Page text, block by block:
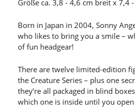
Größe ca. 3,8 - 4,6 cm breit x 7,4
Born in Japan in 2004, Sonny
who likes to bring you a smile –
of fun headgear!
There are twelve limited-edition
the Creature Series – plus one
they’re all packaged in blind
which one is inside until you